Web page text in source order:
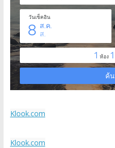
Klook.com
Klook.com